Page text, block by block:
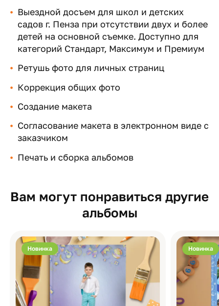
Выездной досъем для школ и детских
садов г. Пенза при отсутствии двух и более
детей на основной съемке. Доступно для
категорий Стандарт, Максимум и Премиум
Ретушь фото для личных страниц
Коррекция общих фото
Создание макета
Согласование макета в электронном виде с
заказчиком
Печать и сборка альбомов
Вам могут понравиться другие
альбомы
Новинка Новинка